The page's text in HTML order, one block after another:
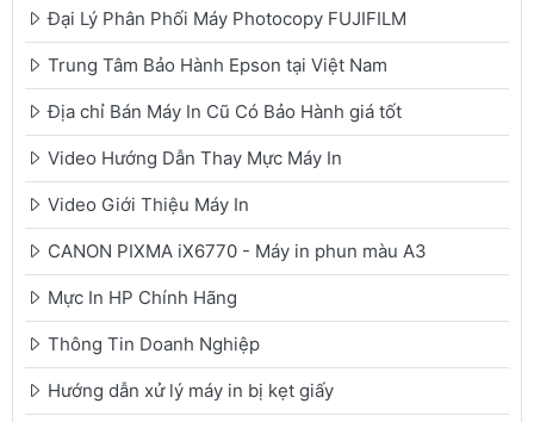
Đại Lý Phân Phối Máy Photocopy FUJIFILM
Trung Tâm Bảo Hành Epson tại Việt Nam
Địa chỉ Bán Máy In Cũ Có Bảo Hành giá tốt
Video Hướng Dẫn Thay Mực Máy In
Video Giới Thiệu Máy In
CANON PIXMA iX6770 - Máy in phun màu A3
Mực In HP Chính Hãng
Thông Tin Doanh Nghiệp
Hướng dẫn xử lý máy in bị kẹt giấy